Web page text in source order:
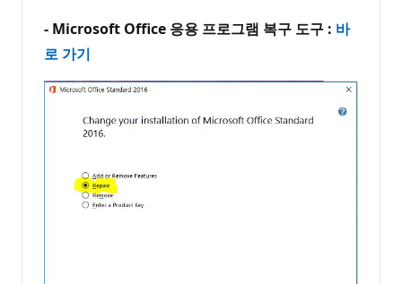
- Microsoft Office 응용 프로그램 복구 도구 : 바
로 가기